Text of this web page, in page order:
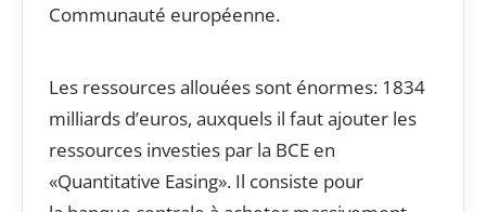
Communauté européenne.
Les ressources allouées sont énormes: 1834
milliards d’euros, auxquels il faut ajouter les
ressources investies par la BCE en
«Quantitative Easing». Il consiste pour